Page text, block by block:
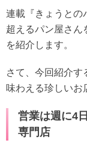
連載『きょうとの
超えるパン屋さん
を紹介します。
さて、今回紹介す
味わえる珍しいお
営業は週に4
専門店